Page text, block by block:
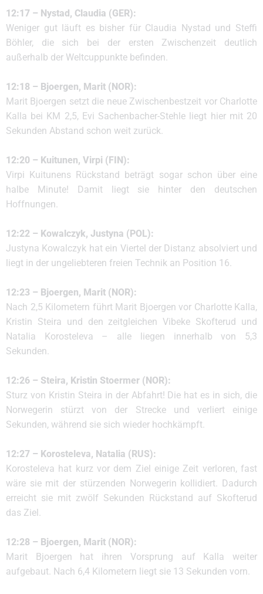
12:17 – Nystad, Claudia (GER):
Weniger gut läuft es bisher für Claudia Nystad und Steffi
Böhler, die sich bei der ersten Zwischenzeit deutlich
außerhalb der Weltcuppunkte befinden.
12:18 – Bjoergen, Marit (NOR):
Marit Bjoergen setzt die neue Zwischenbestzeit vor Charlotte
Kalla bei KM 2,5, Evi Sachenbacher-Stehle liegt hier mit 20
Sekunden Abstand schon weit zurück.
12:20 – Kuitunen, Virpi (FIN):
Virpi Kuitunens Rückstand beträgt sogar schon über eine
halbe Minute! Damit liegt sie hinter den deutschen
Hoffnungen.
12:22 – Kowalczyk, Justyna (POL):
Justyna Kowalczyk hat ein Viertel der Distanz absolviert und
liegt in der ungeliebteren freien Technik an Position 16.
12:23 – Bjoergen, Marit (NOR):
Nach 2,5 Kilometern führt Marit Bjoergen vor Charlotte Kalla,
Kristin Steira und den zeitgleichen Vibeke Skofterud und
Natalia Korosteleva – alle liegen innerhalb von 5,3
Sekunden.
12:26 – Steira, Kristin Stoermer (NOR):
Sturz von Kristin Steira in der Abfahrt! Die hat es in sich, die
Norwegerin stürzt von der Strecke und verliert einige
Sekunden, während sie sich wieder hochkämpft.
12:27 – Korosteleva, Natalia (RUS):
Korosteleva hat kurz vor dem Ziel einige Zeit verloren, fast
wäre sie mit der stürzenden Norwegerin kollidiert. Dadurch
erreicht sie mit zwölf Sekunden Rückstand auf Skofterud
das Ziel.
12:28 – Bjoergen, Marit (NOR):
Marit Bjoergen hat ihren Vorsprung auf Kalla weiter
aufgebaut. Nach 6,4 Kilometern liegt sie 13 Sekunden vorn.